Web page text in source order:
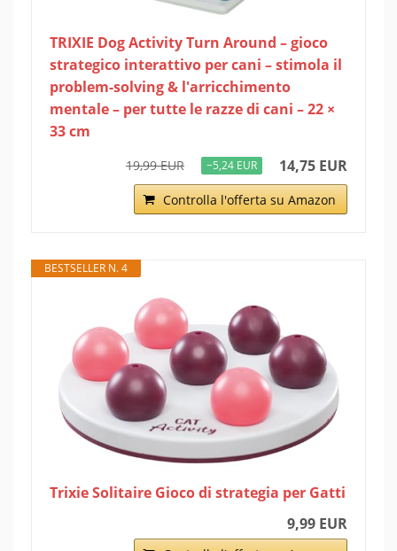
TRIXIE Dog Activity Turn Around – gioco
strategico interattivo per cani – stimola il
problem-solving & l'arricchimento
mentale – per tutte le razze di cani – 22 ×
33 cm
19,99 EUR −5,24 EUR 14,75 EUR
Controlla l'offerta su Amazon
BESTSELLER N. 4
Trixie Solitaire Gioco di strategia per Gatti
9,99 EUR